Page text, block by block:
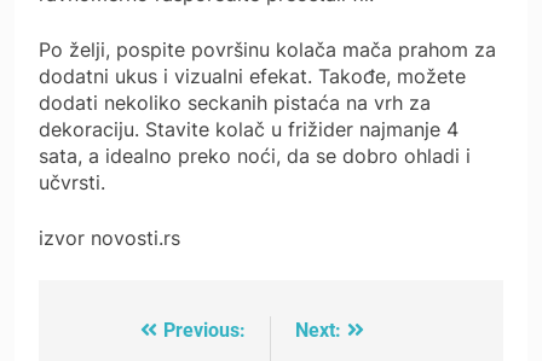
Po želji, pospite površinu kolača mača prahom za
dodatni ukus i vizualni efekat. Takođe, možete
dodati nekoliko seckanih pistaća na vrh za
dekoraciju. Stavite kolač u frižider najmanje 4
sata, a idealno preko noći, da se dobro ohladi i
učvrsti.
izvor novosti.rs
Previous:
Next: